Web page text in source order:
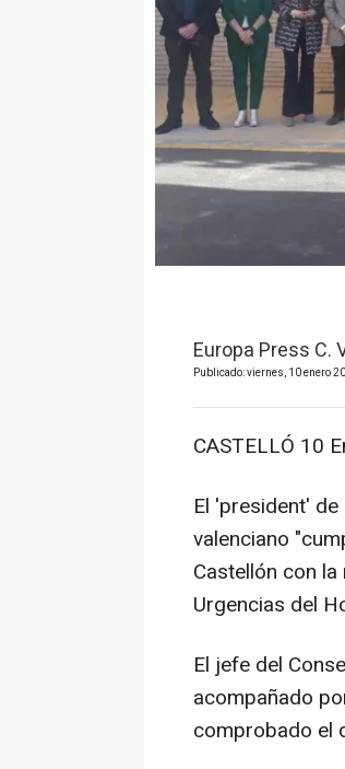
Europa Press C.
Publicado: viernes, 10 enero
CASTELLÓ 10
El 'president'
valenciano
Castellón con
Urgencias del
El jefe del
acompañado
comprobado el